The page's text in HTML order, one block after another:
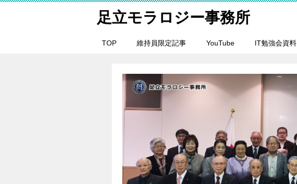
足立モラロジー事務所
TOP 維持員限定記事 YouTube IT勉強会資料